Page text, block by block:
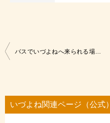
投
ビ
ゲ
バスでいづよねへ来られる場合は・・・
いづよね関連ページ（公式）